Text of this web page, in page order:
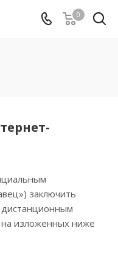
0
заключить
на изложенных ниже